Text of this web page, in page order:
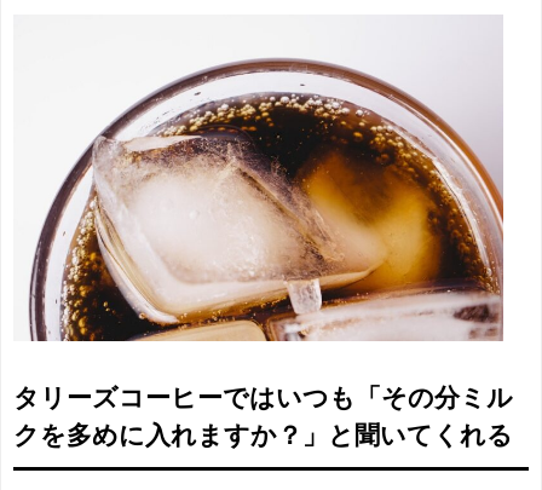
タリーズコーヒーではいつも「その分ミル
クを多めに入れますか？」と聞いてくれる